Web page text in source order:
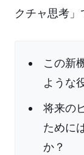
クチャ思考」
この新
ような
将来の
ために
か？